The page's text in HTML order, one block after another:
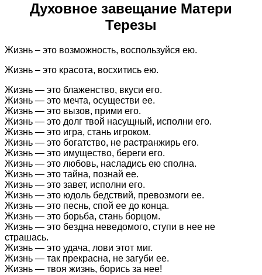
Духовное завещание Матери
Терезы
Жизнь – это возможность, воспользуйся ею.
Жизнь – это красота, восхитись ею.
Жизнь — это блаженство, вкуси его.
Жизнь — это мечта, осуществи ее.
Жизнь — это вызов, прими его.
Жизнь — это долг твой насущный, исполни его.
Жизнь — это игра, стань игроком.
Жизнь — это богатство, не растранжирь его.
Жизнь — это имущество, береги его.
Жизнь — это любовь, насладись ею сполна.
Жизнь — это тайна, познай ее.
Жизнь — это завет, исполни его.
Жизнь — это юдоль бедствий, превозмоги ее.
Жизнь — это песнь, спой ее до конца.
Жизнь — это борьба, стань борцом.
Жизнь — это бездна неведомого, ступи в нее не
страшась.
Жизнь — это удача, лови этот миг.
Жизнь — так прекрасна, не загуби ее.
Жизнь — твоя жизнь, борись за нее!